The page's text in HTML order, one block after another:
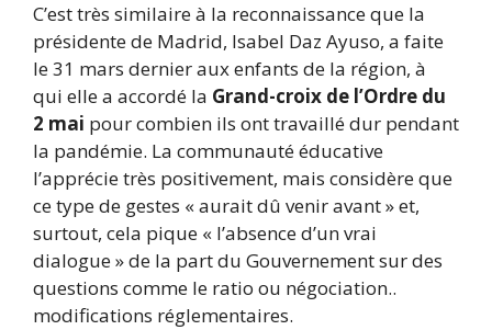
C’est très similaire à la reconnaissance que la
présidente de Madrid, Isabel Daz Ayuso, a faite
le 31 mars dernier aux enfants de la région, à
qui elle a accordé la Grand-croix de l’Ordre du
2 mai pour combien ils ont travaillé dur pendant
la pandémie. La communauté éducative
l’apprécie très positivement, mais considère que
ce type de gestes « aurait dû venir avant » et,
surtout, cela pique « l’absence d’un vrai
dialogue » de la part du Gouvernement sur des
questions comme le ratio ou négociation..
modifications réglementaires.